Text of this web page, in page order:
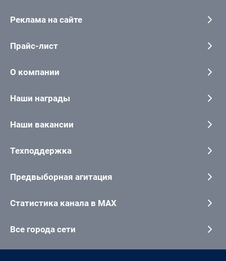
Реклама на сайте
Прайс-лист
О компании
Наши награды
Наши вакансии
Техподдержка
Предвыборная агитация
Статистика канала в MAX
Все города сети